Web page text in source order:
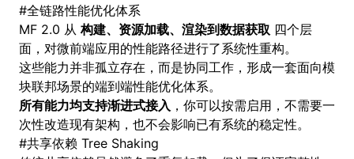
#全链路性能优化体系
MF 2.0 从构建、资源加载、渲染到数据获取 四个层
面，对微前端应用的性能路径进行了系统性重构。
这些能力并非孤立存在，而是协同工作，形成一套面向模
块联邦场景的端到端性能优化体系。
所有能力均支持渐进式接入 ，你可以按需启用，不需要一
次性改造现有架构，也不会影响已有系统的稳定性。
#共享依赖 Tree Shaking